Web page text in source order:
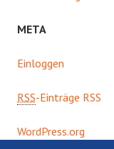
META
Einloggen
RSS-Einträge RSS
WordPress.org